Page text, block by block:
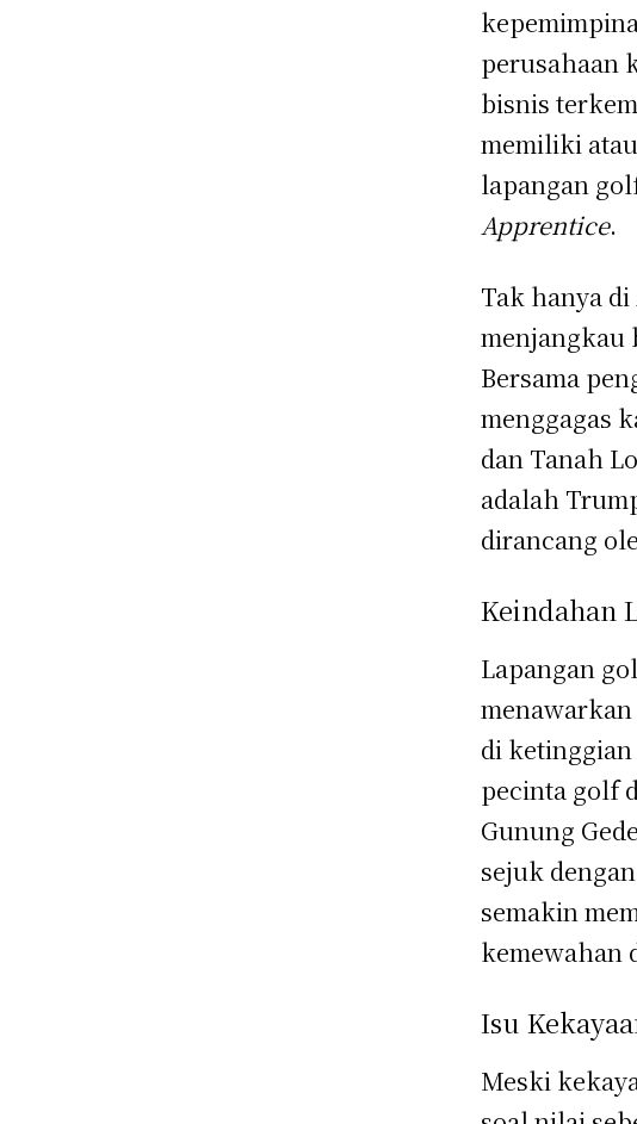
perusahaan
bisnis
memiliki
lapangan
Apprentice.
Tak hanya
menjangkau
Bersama
menggagas
dan Tanah
adalah
dirancang
Keindahan
Lapangan
di ketinggian
pecinta golf
Gunung
sejuk
semakin
kemewahan
Isu
Meski